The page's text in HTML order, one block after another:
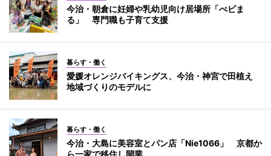
今治・朝倉に妊婦や乳幼児向け居場所「べビま
る」 専門職も子育て支援
暮らす・働く
愛媛オレンジバイキングス、今治・神宮で田植え
地域づくりのモデルに
暮らす・働く
今治・大島に美容室とパン店「Nie1066」 京都か
ら一家で移住し開業